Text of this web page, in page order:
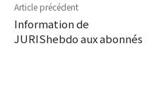
Article précédent
Information de
JURIShebdo aux abonnés